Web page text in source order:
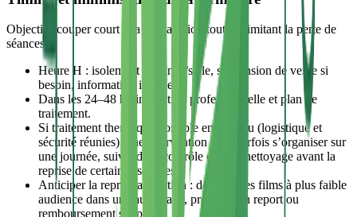
Objectif : couper court à la propagation tout en limitant la perte de
séances.
Heure H : isolement de rangs/salle, suspension de vente si
besoin, information interne.
Dans les 24–48 h : inspection professionnelle et plan de
traitement.
Si traitement thermique possible en continu (logistique et
sécurité réunies), une intervention peut parfois s’organiser sur
une journée, suivie d’un contrôle et d’un nettoyage avant la
reprise de certaines séances.
Anticiper la reprogrammation : déplacer les films à plus faible
audience dans une autre salle, proposer un report ou
remboursement simple.